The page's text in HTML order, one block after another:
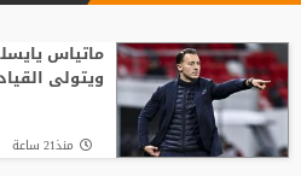
ماتياس
ويتولى
منذ21 ساعة